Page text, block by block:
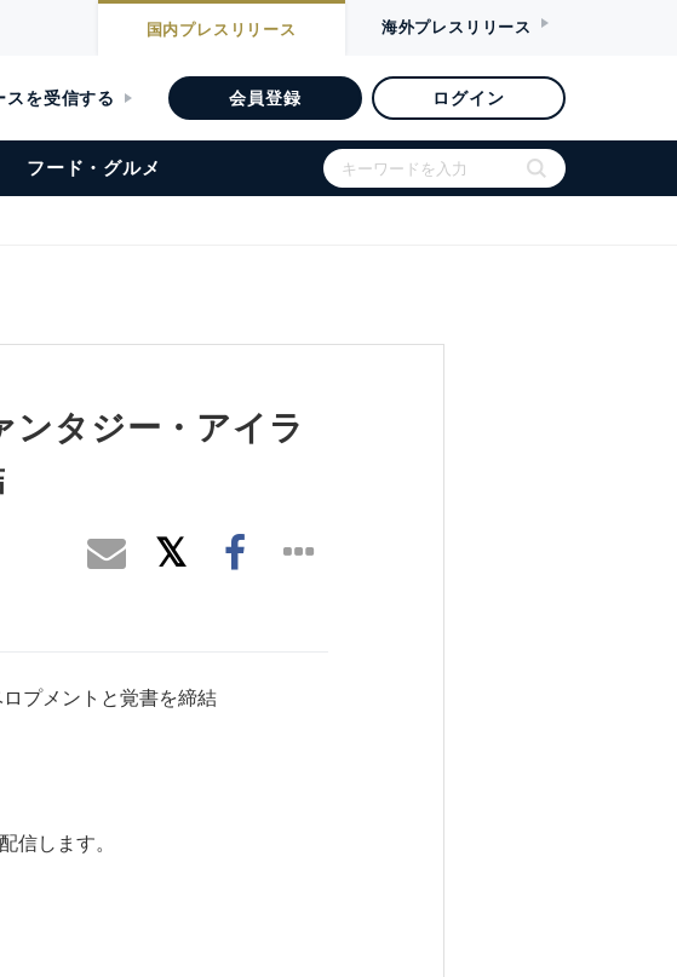
国内プレスリリース 海外プレスリリース
スを受信する 会員登録 ログイン
フード・グルメ
タジー・アイラ
プメントと覚書を締結
信します。